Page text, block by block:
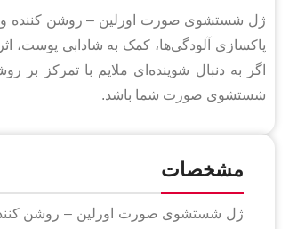
پاکسازی آلودگی‌ها، کمک به شادابی
اگر به دنبال شوینده‌ای ملایم با تمرکز
شستشوی صورت شما باشد.
مشخصات